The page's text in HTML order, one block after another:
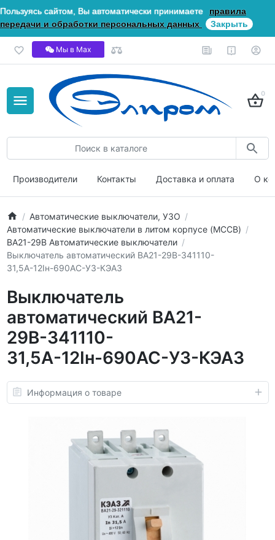
Пользуясь сайтом, Вы автоматически принимаете
правила
передачи и обработки персональных данных
Закрыть
Мы в Мах
0
Производители Контакты Доставка и оплата О
Автоматические выключатели, УЗО
Автоматические выключатели в литом корпусе (MCCB)
ВА21-29В Автоматические выключатели
Выключатель автоматический ВА21-29В-341110-
31,5А-12Iн-690AC-У3-КЭАЗ
Выключатель
автоматический ВА21-
29В-341110-
31,5А-12Iн-690AC-У3-КЭАЗ
Информация о товаре